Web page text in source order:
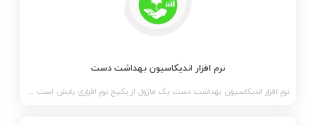
نرم افزار اندیکاسیون بهداشت دست
نرم افزار اندیکاسیون بهداشت دست یک ماژول از پکیج نرم افزاری پایش است که توسط شرکت اکسین ویرا طب، جهت